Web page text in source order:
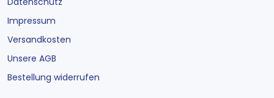
Impressum
Versandkosten
Unsere AGB
Bestellung widerrufen